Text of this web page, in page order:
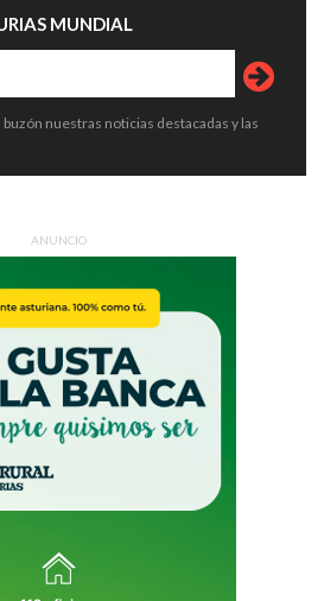
MUNDIAL
nuestras noticias destacadas y las
ANUNCIO